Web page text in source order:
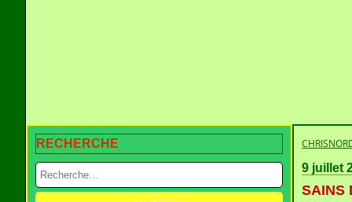
RECHERCHE
9 juillet
SAINS